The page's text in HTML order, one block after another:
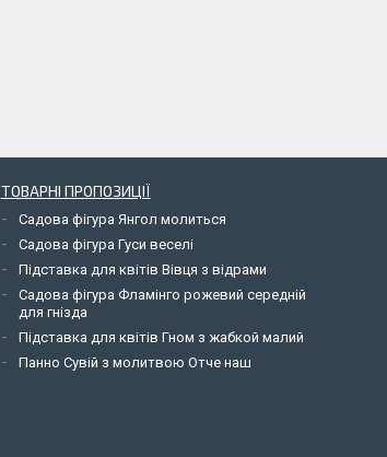
ТОВАРНІ ПРОПОЗИЦІЇ
Садова фігура Янгол молиться
Садова фігура Гуси веселі
Підставка для квітів Вівця з відрами
Садова фігура Фламінго рожевий середній
для гнізда
Підставка для квітів Гном з жабкой малий
Панно Сувій з молитвою Отче наш